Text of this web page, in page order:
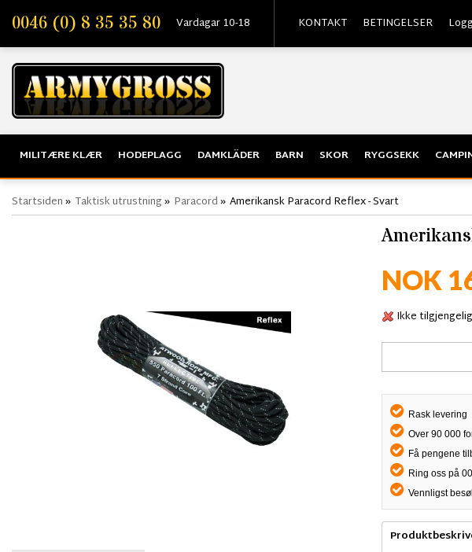
0046 (0) 8 35 35 80 Vardagar 10-18 KONTAKT BETINGELSER
MILITÆRE KLÆR HODEPLAGG DAMKLÄDER BARN SKOR RYGGSEKK
Startsiden» Taktisk utrustning» Paracord» Amerikansk Paracord Reflex - Svart
NOK
Ikke tilgjengelig
Rask levering
Over 90 000
Få pengene
Ring oss på
Vennligst